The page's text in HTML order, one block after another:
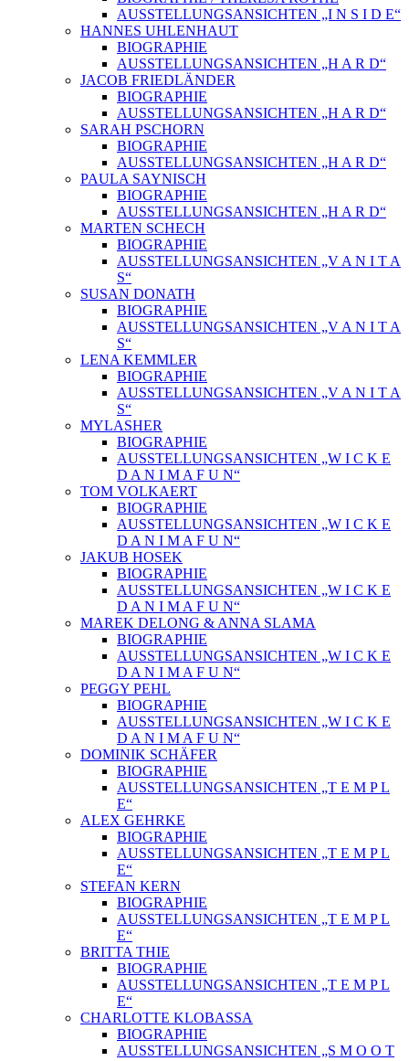
AUSSTELLUNGSANSICHTEN „I N S I D E“
HANNES UHLENHAUT
BIOGRAPHIE
AUSSTELLUNGSANSICHTEN „H A R D“
JACOB FRIEDLÄNDER
BIOGRAPHIE
AUSSTELLUNGSANSICHTEN „H A R D“
SARAH PSCHORN
BIOGRAPHIE
AUSSTELLUNGSANSICHTEN „H A R D“
PAULA SAYNISCH
BIOGRAPHIE
AUSSTELLUNGSANSICHTEN „H A R D“
MARTEN SCHECH
BIOGRAPHIE
AUSSTELLUNGSANSICHTEN „V A N I T A
S“
SUSAN DONATH
BIOGRAPHIE
AUSSTELLUNGSANSICHTEN „V A N I T A
S“
LENA KEMMLER
BIOGRAPHIE
AUSSTELLUNGSANSICHTEN „V A N I T A
S“
MYLASHER
BIOGRAPHIE
AUSSTELLUNGSANSICHTEN „W I C K E
D A N I M A F U N“
TOM VOLKAERT
BIOGRAPHIE
AUSSTELLUNGSANSICHTEN „W I C K E
D A N I M A F U N“
JAKUB HOSEK
BIOGRAPHIE
AUSSTELLUNGSANSICHTEN „W I C K E
D A N I M A F U N“
MAREK DELONG & ANNA SLAMA
BIOGRAPHIE
AUSSTELLUNGSANSICHTEN „W I C K E
D A N I M A F U N“
PEGGY PEHL
BIOGRAPHIE
AUSSTELLUNGSANSICHTEN „W I C K E
D A N I M A F U N“
DOMINIK SCHÄFER
BIOGRAPHIE
AUSSTELLUNGSANSICHTEN „T E M P L
E“
ALEX GEHRKE
BIOGRAPHIE
AUSSTELLUNGSANSICHTEN „T E M P L
E“
STEFAN KERN
BIOGRAPHIE
AUSSTELLUNGSANSICHTEN „T E M P L
E“
BRITTA THIE
BIOGRAPHIE
AUSSTELLUNGSANSICHTEN „T E M P L
E“
CHARLOTTE KLOBASSA
BIOGRAPHIE
AUSSTELLUNGSANSICHTEN „S M O O T